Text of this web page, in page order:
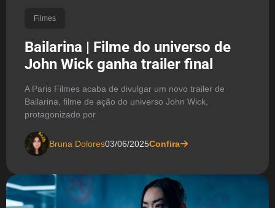
Filmes
Bailarina | Filme do universo de
John Wick ganha trailer final
A Paris Filmes acaba de divulgar um novo trailer de
Bailarina, filme de ação do universo John Wick,
protagonizado por
Bruna Dolores03/06/2025Confira